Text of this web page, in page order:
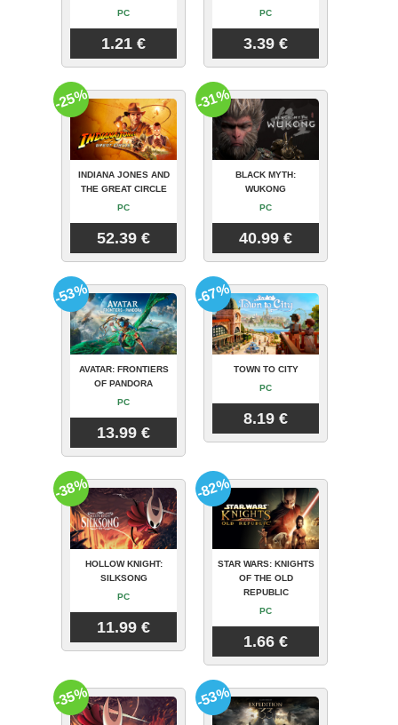
PC
1.21 €
PC
3.39 €
INDIANA JONES AND
THE GREAT CIRCLE
PC
52.39 €
-25%
BLACK MYTH:
WUKONG
PC
40.99 €
-31%
AVATAR: FRONTIERS
OF PANDORA
PC
13.99 €
-53%
TOWN TO CITY
PC
8.19 €
-67%
HOLLOW KNIGHT:
SILKSONG
PC
11.99 €
-38%
STAR WARS: KNIGHTS
OF THE OLD
REPUBLIC
PC
1.66 €
-82%
-35% -53%